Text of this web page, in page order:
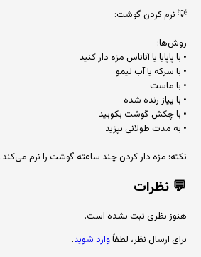
💡 نرم کردن گوشت:
روش‌ها:
• با پاپایا یا آناناس مزه دار کنید
• با سرکه یا آب لیمو
• با ماست
• با پیاز رنده شده
• با چکش گوشت بکوبید
• به مدت طولانی بپزید
نکته: مزه دار کردن چند ساعته گوشت را نرم می‌کند.
💬 نظرات
هنوز نظری ثبت نشده است.
برای ارسال نظر، لطفاًوارد شوید.